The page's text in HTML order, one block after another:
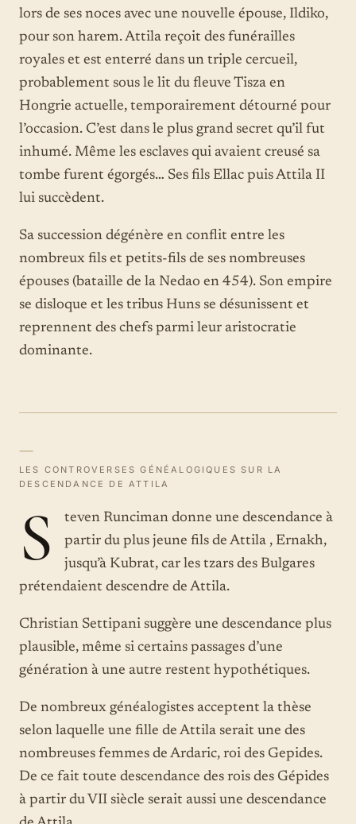
lors de ses noces avec une nouvelle épouse, Ildiko,
pour son harem. Attila reçoit des funérailles
royales et est enterré dans un triple cercueil,
probablement sous le lit du fleuve Tisza en
Hongrie actuelle, temporairement détourné pour
l’occasion. C’est dans le plus grand secret qu’il fut
inhumé. Même les esclaves qui avaient creusé sa
tombe furent égorgés… Ses fils Ellac puis Attila II
lui succèdent.
Sa succession dégénère en conflit entre les
nombreux fils et petits-fils de ses nombreuses
épouses (bataille de la Nedao en 454). Son empire
se disloque et les tribus Huns se désunissent et
reprennent des chefs parmi leur aristocratie
dominante.
—
LES CONTROVERSES GÉNÉALOGIQUES SUR LA
DESCENDANCE DE ATTILA
S
teven Runciman donne une descendance à
partir du plus jeune fils de Attila , Ernakh,
jusqu’à Kubrat, car les tzars des Bulgares
prétendaient descendre de Attila.
Christian Settipani suggère une descendance plus
plausible, même si certains passages d’une
génération à une autre restent hypothétiques.
De nombreux généalogistes acceptent la thèse
selon laquelle une fille de Attila serait une des
nombreuses femmes de Ardaric, roi des Gepides.
De ce fait toute descendance des rois des Gépides
à partir du VII siècle serait aussi une descendance